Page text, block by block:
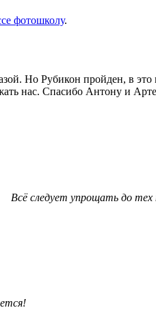
фотошколу.
Но Рубикон пройден, в
нас. Спасибо Антону и
Всё следует упрощать до